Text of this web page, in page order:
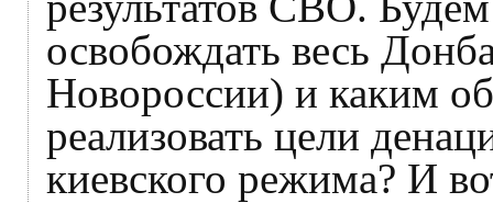
освобождать весь
Новороссии) и каким
реализовать цели
киевского режима? И